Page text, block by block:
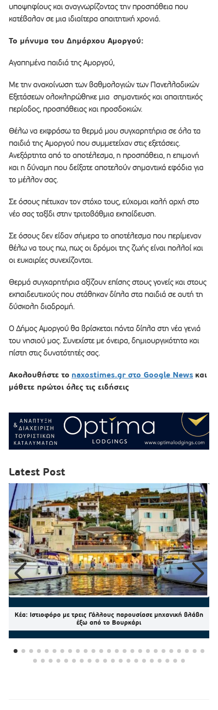
υποψηφίους και αναγνωρίζοντας την προσπάθεια που
κατέβαλαν σε μια ιδιαίτερα απαιτητική χρονιά.
Το μήνυμα του Δημάρχου Αμοργού:
Αγαπημένα παιδιά της Αμοργού,
Με την ανακοίνωση των βαθμολογιών των Πανελλαδικών
Εξετάσεων ολοκληρώθηκε μια σημαντικός και απαιτητικός
περίοδος, προσπάθειας και προσδοκιών.
Θέλω να εκφράσω τα θερμά μου συγχαρητήρια σε όλα τα
παιδιά της Αμοργού που συμμετείχαν στις εξετάσεις.
Ανεξάρτητα από το αποτέλεσμα, η προσπάθεια, η επιμονή
και η δύναμη που δείξατε αποτελούν σημαντικά εφόδια για
το μέλλον σας.
Σε όσους πέτυχαν τον στόχο τους, εύχομαι καλή αρχή στο
νέο σας ταξίδι στην τριτοβάθμια εκπαίδευση.
Σε όσους δεν είδαν σήμερα το αποτέλεσμα που περίμεναν
θέλω να τους πω, πως οι δρόμοι της ζωής είναι πολλοί και
οι ευκαιρίες συνεχίζονται.
Θερμά συγχαρητήρια αξίζουν επίσης στους γονείς και στους
εκπαιδευτικούς που στάθηκαν δίπλα στα παιδιά σε αυτή τη
δύσκολη διαδρομή.
Ο Δήμος Αμοργού θα βρίσκεται πάντα δίπλα στη νέα γενιά
του νησιού μας. Συνεχίστε με όνειρα, δημιουργικότητα και
πίστη στις δυνατότητές σας.
Ακολουθήστε το naxostimes.gr στο Google News και
μάθετε πρώτοι όλες τις ειδήσεις
Latest Post
Κέα: Ιστιοφόρο με τρεις Γάλλους παρουσίασε μηχανική βλάβη
έξω από το Βουρκάρι